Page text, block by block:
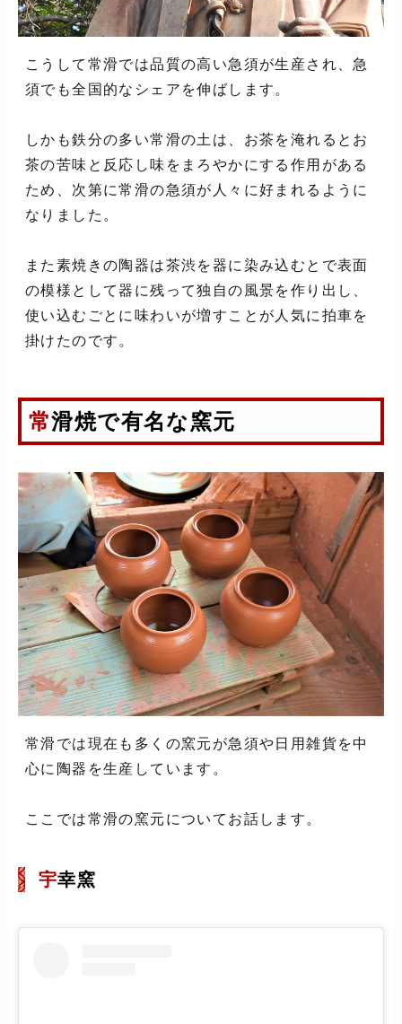
こうして常滑では品質の高い急須が生産され、急
須でも全国的なシェアを伸ばします。
しかも鉄分の多い常滑の土は、お茶を淹れるとお
茶の苦味と反応し味をまろやかにする作用がある
ため、次第に常滑の急須が人々に好まれるように
なりました。
また素焼きの陶器は茶渋を器に染み込むとで表面
の模様として器に残って独自の風景を作り出し、
使い込むごとに味わいが増すことが人気に拍車を
掛けたのです。
常滑焼で有名な窯元
常滑では現在も多くの窯元が急須や日用雑貨を中
心に陶器を生産しています。
ここでは常滑の窯元についてお話します。
宇幸窯